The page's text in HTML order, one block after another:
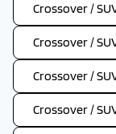
Crossover /
Crossover /
Crossover /
Crossover /